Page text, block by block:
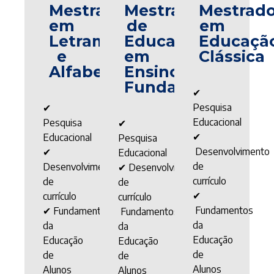
Mestrado
em
Letramento
e
Alfabetização
✔
Pesquisa
Educacional
✔
Desenvolvimento
de
currículo
✔ Fundamentos
da
Educação
de
Alunos
Mestrado
de
Educação
em
Ensino
Fundamental
✔
Pesquisa
Educacional
✔ Desenvolvimento
de
currículo
Fundamentos
da
Educação
de
Alunos
em
Clássica
✔
Pesquisa
Educacional
✔
Desenvolvimento
de
currículo
✔
Fundamentos
da
Educação
de
Alunos